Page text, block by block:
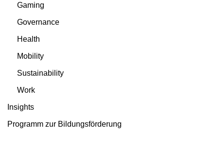
Gaming
Governance
Health
Mobility
Sustainability
Work
Insights
Programm zur Bildungsförderung